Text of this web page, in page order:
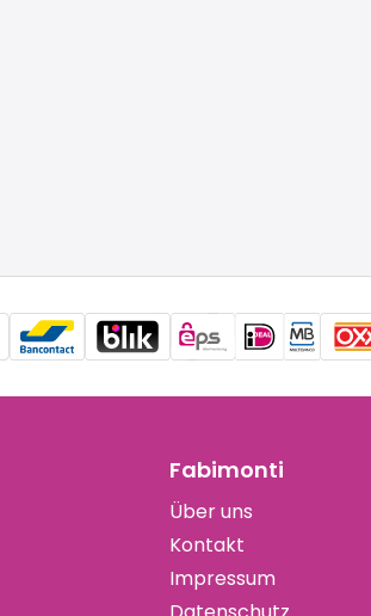
Fabimonti
Über uns
Kontakt
Impressum